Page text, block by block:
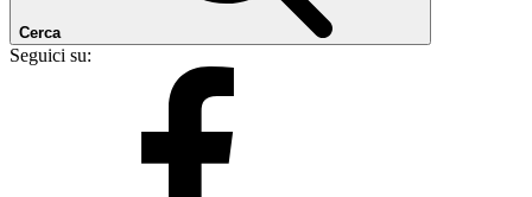
Cerca
Seguici su: